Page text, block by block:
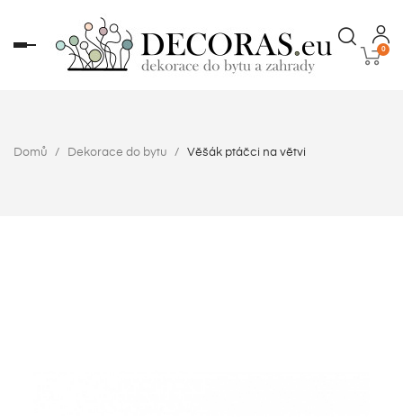
Toggle
navigation
0
Domů Dekorace do bytu Věšák ptáčci na větvi